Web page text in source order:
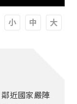
近國家嚴陣